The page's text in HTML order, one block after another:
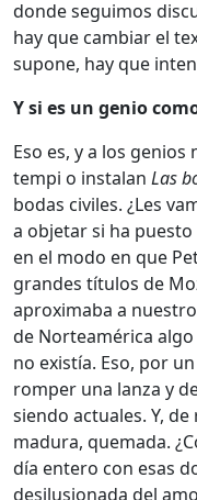
donde seguimos
hay que cambiar el
supone, hay que
Y si es un genio
Eso es, y a los
tempi o instalan Las
bodas civiles. ¿Les
a objetar si ha
en el modo en que
grandes títulos de
aproximaba a
de Norteamérica
no existía. Eso, por
romper una lanza y
siendo actuales. Y,
madura, quemada.
día entero con esas
desilusionada del